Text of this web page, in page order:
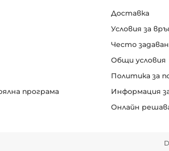
програма
Доставка
Условия за
Често
Общи условия
Политика за
Информация
Онлайн